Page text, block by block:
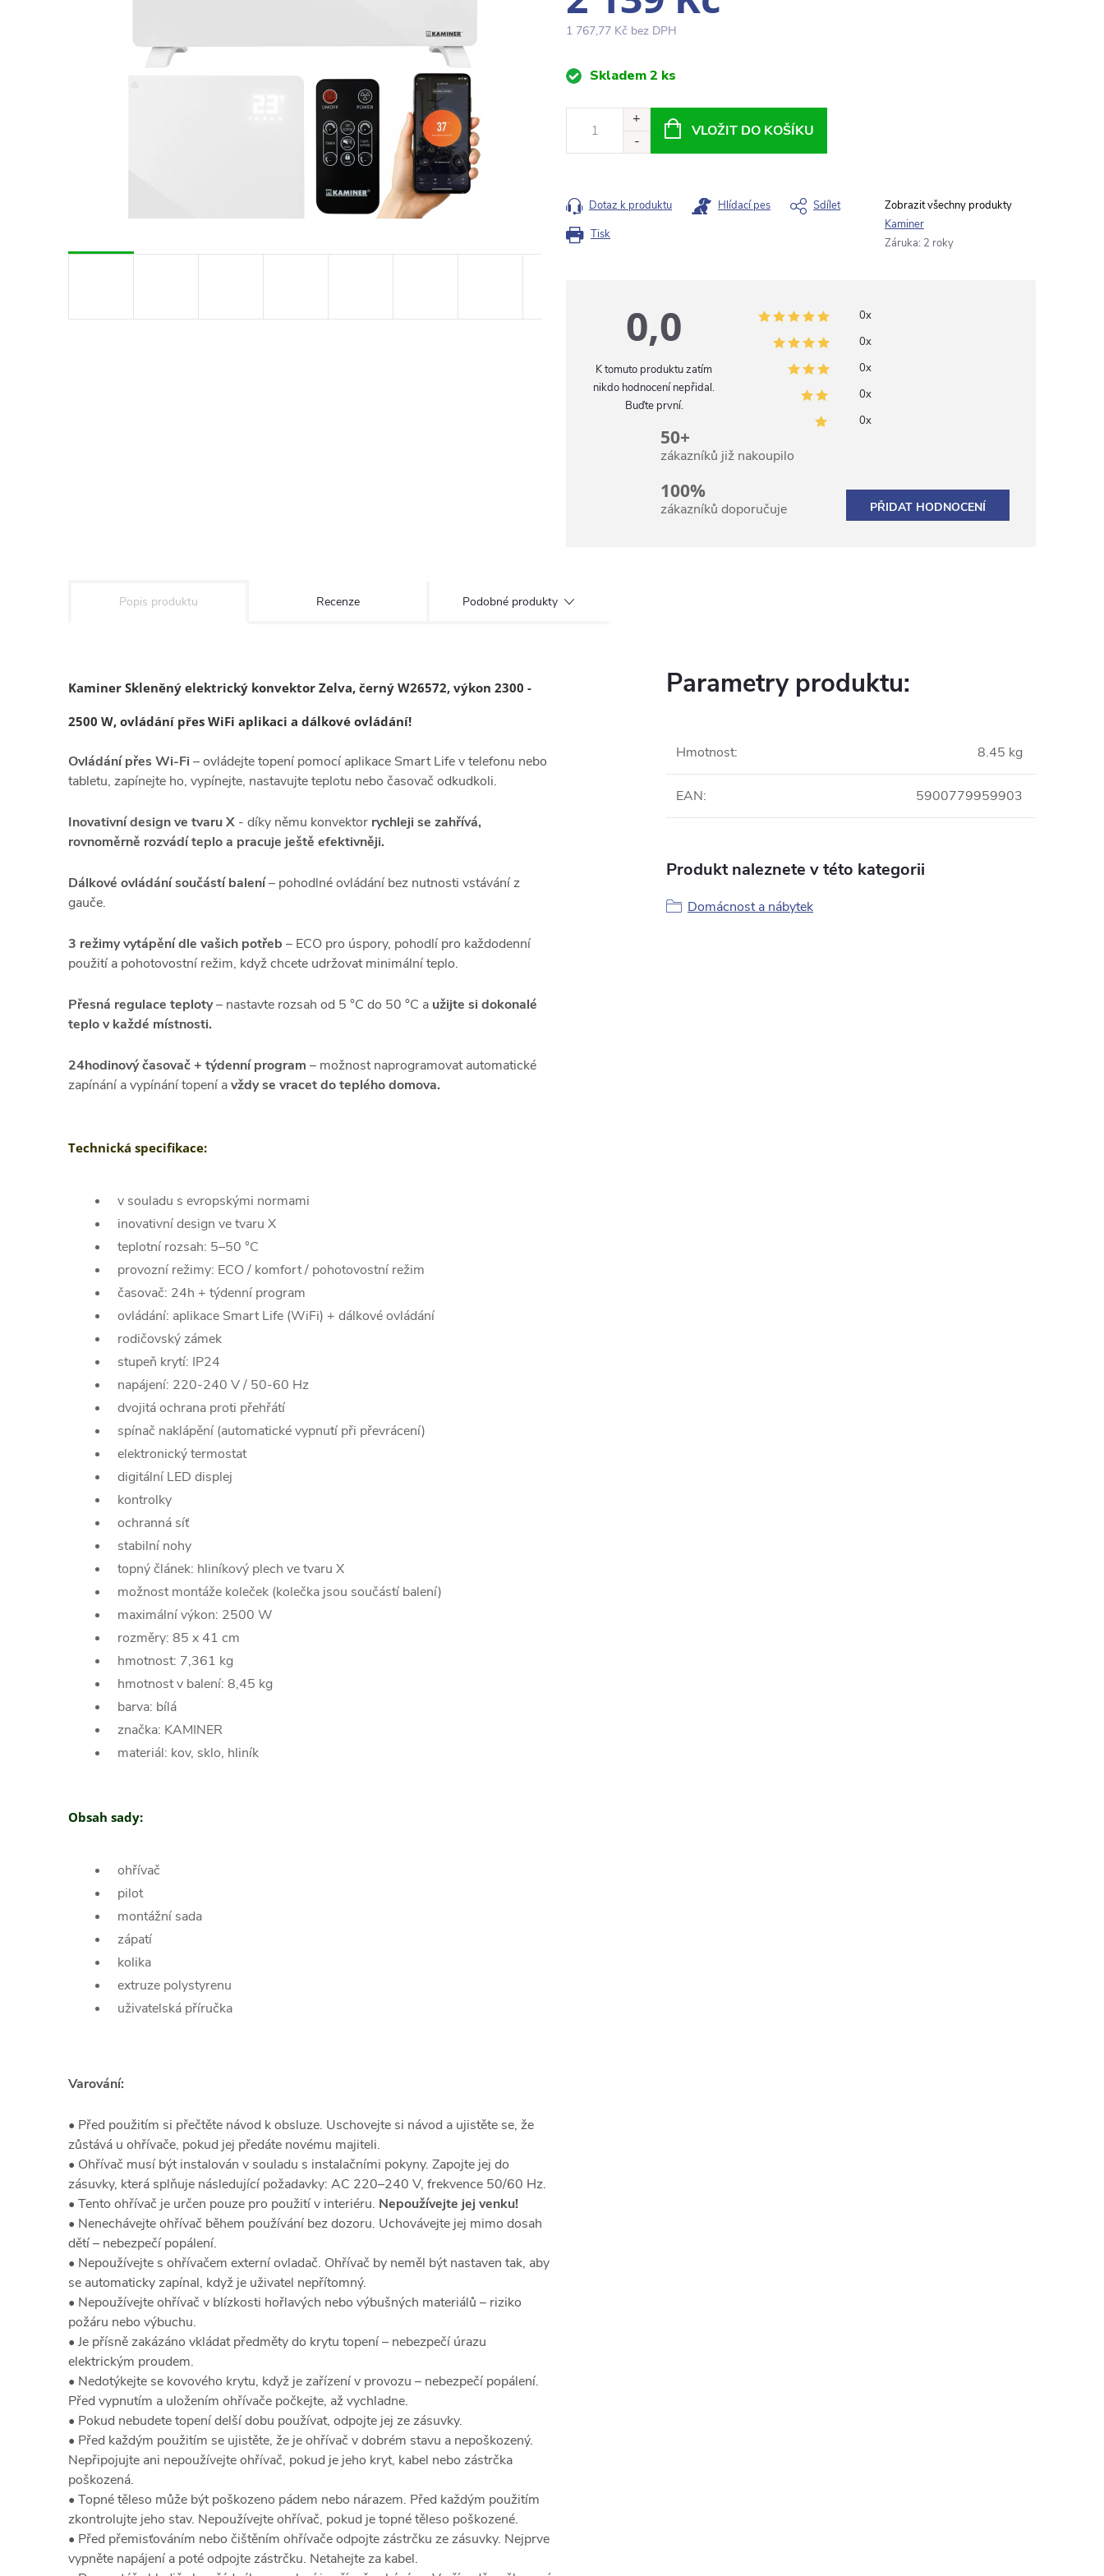
1 767,77 Kč bez DPH
MěrnáSkladem2 ks
VLOŽIT DO KOŠÍKU
Tisk
Dotaz k produktu Hlídací pes
Sdílet
Kaminer
Záruka: 2 roky
0,0
K tomuto produktu zatím
nikdo hodnocení nepřidal.
Buďte první.
0x
0x
0x
0x
0x
50+
zákazníků již nakoupilo
100%
zákazníků doporučuje PŘIDAT HODNOCENÍ
Popis produktu Recenze Podobné produkty
Kaminer Skleněný elektrický konvektor Zelva, černý W26572, výkon 2300 -
2500 W, ovládání přes WiFi aplikaci a dálkové ovládání!
Ovládání přes Wi-Fi– ovládejte topení pomocí aplikace Smart Life v telefonu nebo
tabletu, zapínejte ho, vypínejte, nastavujte teplotu nebo časovač odkudkoli.
Inovativní design ve tvaru X - díky němu konvektor rychleji se zahřívá,
rovnoměrně rozvádí teplo a pracuje ještě efektivněji.
Dálkové ovládání součástí balení– pohodlné ovládání bez nutnosti vstávání z
gauče.
3 režimy vytápění dle vašich potřeb – ECO pro úspory, pohodlí pro každodenní
použití a pohotovostní režim, když chcete udržovat minimální teplo.
Přesná regulace teploty– nastavte rozsah od 5 °C do 50 °C a užijte si dokonalé
teplo v každé místnosti.
24hodinový časovač + týdenní program – možnost naprogramovat automatické
zapínání a vypínání topení avždy se vracet do teplého domova.
Technická specifikace:
v souladu s evropskými normami
inovativní design ve tvaru X
teplotní rozsah: 5–50 °C
provozní režimy: ECO / komfort / pohotovostní režim
časovač: 24h + týdenní program
ovládání: aplikace Smart Life (WiFi) + dálkové ovládání
rodičovský zámek
stupeň krytí: IP24
napájení: 220-240 V / 50-60 Hz
dvojitá ochrana proti přehřátí
spínač naklápění (automatické vypnutí při převrácení)
elektronický termostat
digitální LED displej
kontrolky
ochranná síť
stabilní nohy
topný článek: hliníkový plech ve tvaru X
možnost montáže koleček (kolečka jsou součástí balení)
maximální výkon: 2500 W
rozměry: 85 x 41 cm
hmotnost: 7,361 kg
hmotnost v balení: 8,45 kg
barva: bílá
značka: KAMINER
materiál: kov, sklo, hliník
Obsah sady:
ohřívač
pilot
montážní sada
zápatí
kolika
extruze polystyrenu
uživatelská příručka
Varování:
• Před použitím si přečtěte návod k obsluze. Uschovejte si návod a ujistěte se, že
zůstává u ohřívače, pokud jej předáte novému majiteli.
• Ohřívač musí být instalován v souladu s instalačními pokyny. Zapojte jej do
zásuvky, která splňuje následující požadavky: AC 220–240 V, frekvence 50/60 Hz.
• Tento ohřívač je určen pouze pro použití v interiéru. Nepoužívejte jej venku!
• Nenechávejte ohřívač během používání bez dozoru. Uchovávejte jej mimo dosah
dětí – nebezpečí popálení.
• Nepoužívejte s ohřívačem externí ovladač. Ohřívač by neměl být nastaven tak, aby
se automaticky zapínal, když je uživatel nepřítomný.
• Nepoužívejte ohřívač v blízkosti hořlavých nebo výbušných materiálů – riziko
požáru nebo výbuchu.
• Je přísně zakázáno vkládat předměty do krytu topení – nebezpečí úrazu
elektrickým proudem.
• Nedotýkejte se kovového krytu, když je zařízení v provozu – nebezpečí popálení.
Před vypnutím a uložením ohřívače počkejte, až vychladne.
• Pokud nebudete topení delší dobu používat, odpojte jej ze zásuvky.
• Před každým použitím se ujistěte, že je ohřívač v dobrém stavu a nepoškozený.
Nepřipojujte ani nepoužívejte ohřívač, pokud je jeho kryt, kabel nebo zástrčka
poškozená.
• Topné těleso může být poškozeno pádem nebo nárazem. Před každým použitím
zkontrolujte jeho stav. Nepoužívejte ohřívač, pokud je topné těleso poškozené.
• Před přemisťováním nebo čištěním ohřívače odpojte zástrčku ze zásuvky. Nejprve
vypněte napájení a poté odpojte zástrčku. Netahejte za kabel.
Parametry produktu:
Hmotnost: 8.45 kg
EAN: 5900779959903
Produkt naleznete v této kategorii
Domácnost a nábytek